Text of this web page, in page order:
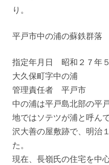
り。
平戸市中の浦の蘇鉄群
指定年月日 昭和２７
大久保町字中の浦
管理責任者 平戸市
中の浦は平戸島北部の平
地ではソテツが浦と呼ん
沢大善の屋敷跡で、明治
た。
現在、長嶺氏の住宅を中